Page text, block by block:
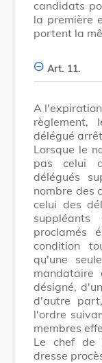
candidats
la première
portent la
Art. 11.
A
règlement,
délégué
Lorsque le
pas celui
délégués
nombre des
celui des
proclamés
condition
qu'une
mandataire
désigné,
d'autre
l'ordre
membres
Le chef de
dresse